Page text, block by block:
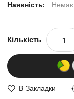
Наявність:
Немає
Кількість
В Закладки